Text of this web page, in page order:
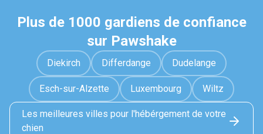
Plus de 1000 gardiens de confiance
sur Pawshake
Diekirch Differdange Dudelange
Esch-sur-Alzette Luxembourg Wiltz
Les meilleures villes pour l'hébérgement de votre
chien